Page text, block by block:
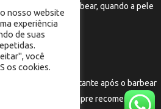
após o barbear, quando a pele
usar creme hidratante após o barbear
adversas, é sempre recomendável
nosso website
experiência
de suas
você
os cookies.